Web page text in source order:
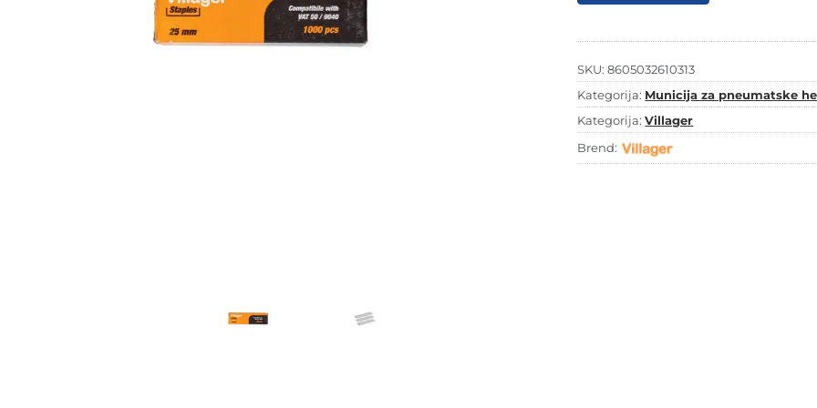
kom
količina
SKU:8605032610313
Kategorija: Municija za pneumatske
Kategorija:Villager
Brend: